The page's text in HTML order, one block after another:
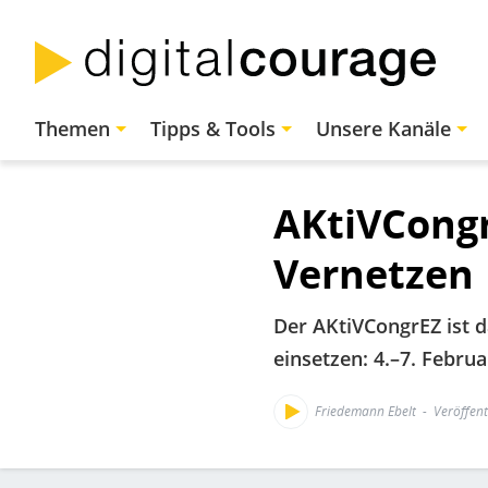
zum
Inhalt
Hauptnavigation
Themen Tipps & Tools Unsere Kanäle
Vernetzen
Der AKtiVCongrEZ ist
einsetzen: 4.–7.
Friedemann Ebelt